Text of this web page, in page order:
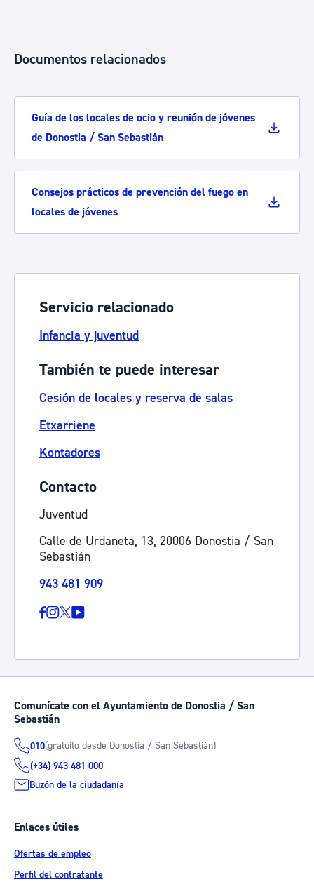
Documentos relacionados
Guía de los locales de ocio y reunión de jóvenes
de Donostia / San Sebastián
Consejos prácticos de prevención del fuego en
locales de jóvenes
Servicio relacionado
Infancia y juventud
También te puede interesar
Cesión de locales y reserva de salas
Etxarriene
Kontadores
Contacto
Juventud
Calle de Urdaneta, 13, 20006 Donostia / San
Sebastián
943 481 909
Comunícate con el Ayuntamiento de Donostia / San
Sebastián
010(gratuito desde Donostia / San Sebastián)
(+34) 943 481 000
Buzón de la ciudadanía
Enlaces útiles
Ofertas de empleo
Perfil del contratante